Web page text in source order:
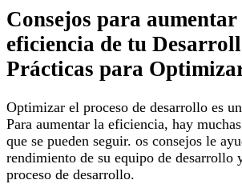
Consejos para aumentar
eficiencia de tu
Prácticas para
Optimizar el proceso de desarrollo es
Para aumentar la eficiencia, hay
que se pueden seguir. os consejos le
rendimiento de su equipo de desarrollo
proceso de desarrollo.